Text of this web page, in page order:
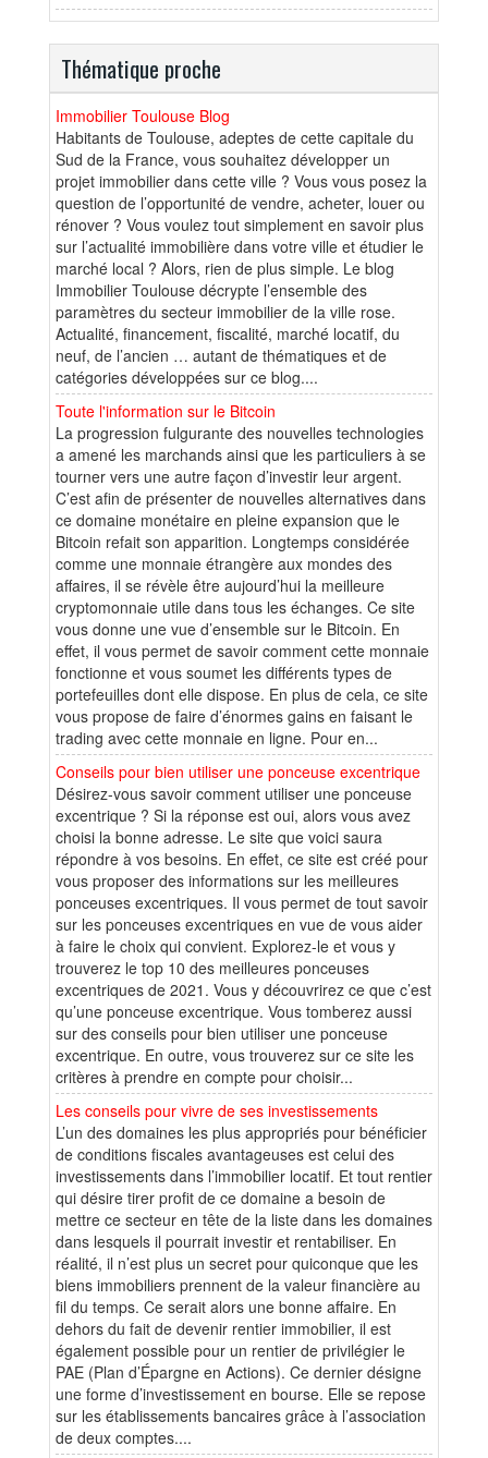
Thématique proche
Immobilier Toulouse Blog
Habitants de Toulouse, adeptes de cette capitale du
Sud de la France, vous souhaitez développer un
projet immobilier dans cette ville ? Vous vous posez la
question de l’opportunité de vendre, acheter, louer ou
rénover ? Vous voulez tout simplement en savoir plus
sur l’actualité immobilière dans votre ville et étudier le
marché local ? Alors, rien de plus simple. Le blog
Immobilier Toulouse décrypte l’ensemble des
paramètres du secteur immobilier de la ville rose.
Actualité, financement, fiscalité, marché locatif, du
neuf, de l’ancien … autant de thématiques et de
catégories développées sur ce blog....
Toute l'information sur le Bitcoin
La progression fulgurante des nouvelles technologies
a amené les marchands ainsi que les particuliers à se
tourner vers une autre façon d’investir leur argent.
C’est afin de présenter de nouvelles alternatives dans
ce domaine monétaire en pleine expansion que le
Bitcoin refait son apparition. Longtemps considérée
comme une monnaie étrangère aux mondes des
affaires, il se révèle être aujourd’hui la meilleure
cryptomonnaie utile dans tous les échanges. Ce site
vous donne une vue d’ensemble sur le Bitcoin. En
effet, il vous permet de savoir comment cette monnaie
fonctionne et vous soumet les différents types de
portefeuilles dont elle dispose. En plus de cela, ce site
vous propose de faire d’énormes gains en faisant le
trading avec cette monnaie en ligne. Pour en...
Conseils pour bien utiliser une ponceuse excentrique
Désirez-vous savoir comment utiliser une ponceuse
excentrique ? Si la réponse est oui, alors vous avez
choisi la bonne adresse. Le site que voici saura
répondre à vos besoins. En effet, ce site est créé pour
vous proposer des informations sur les meilleures
ponceuses excentriques. Il vous permet de tout savoir
sur les ponceuses excentriques en vue de vous aider
à faire le choix qui convient. Explorez-le et vous y
trouverez le top 10 des meilleures ponceuses
excentriques de 2021. Vous y découvrirez ce que c’est
qu’une ponceuse excentrique. Vous tomberez aussi
sur des conseils pour bien utiliser une ponceuse
excentrique. En outre, vous trouverez sur ce site les
critères à prendre en compte pour choisir...
Les conseils pour vivre de ses investissements
L’un des domaines les plus appropriés pour bénéficier
de conditions fiscales avantageuses est celui des
investissements dans l’immobilier locatif. Et tout rentier
qui désire tirer profit de ce domaine a besoin de
mettre ce secteur en tête de la liste dans les domaines
dans lesquels il pourrait investir et rentabiliser. En
réalité, il n’est plus un secret pour quiconque que les
biens immobiliers prennent de la valeur financière au
fil du temps. Ce serait alors une bonne affaire. En
dehors du fait de devenir rentier immobilier, il est
également possible pour un rentier de privilégier le
PAE (Plan d’Épargne en Actions). Ce dernier désigne
une forme d’investissement en bourse. Elle se repose
sur les établissements bancaires grâce à l’association
de deux comptes....